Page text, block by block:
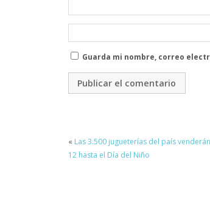
Guarda mi nombre, correo
« Las 3.500 jugueterías del país
12 hasta el Día del Niño